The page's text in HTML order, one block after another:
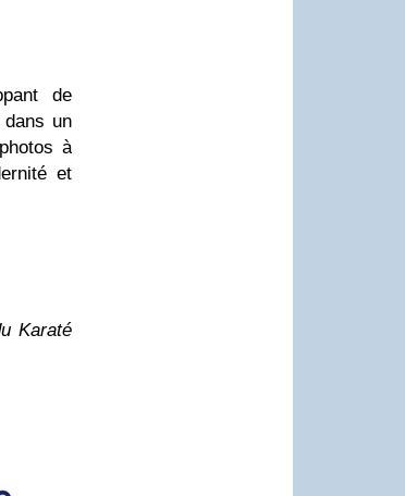
de
un
à
et
Karaté